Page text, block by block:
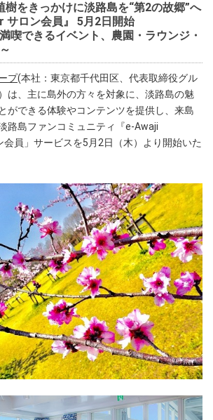
樹をきっかけに淡路島を“第2の故郷”へ
サロン会員』 5月2日開始
喫できるイベント、農園・ラウンジ・
プ(本社：東京都千代田区、代表取締役グル
は、主に島外の方々を対象に、淡路島の魅
ができる体験やコンテンツを提供し、来島
路島ファンコミュニティ『e-Awaji
会員」サービスを5月2日（木）より開始いた